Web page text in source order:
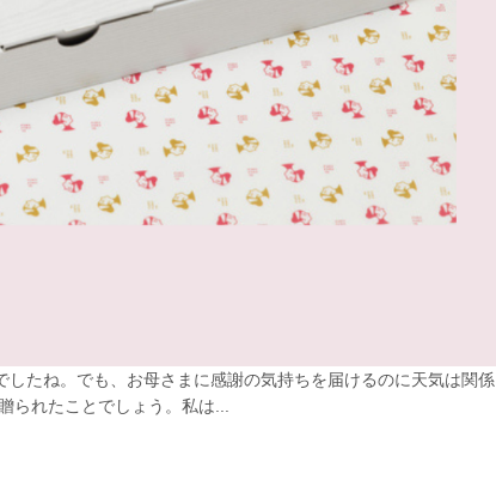
たね。でも、お母さまに感謝の気持ちを届けるのに天気は関係
られたことでしょう。私は...